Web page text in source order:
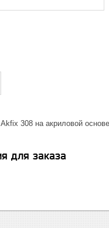
308 на акриловой
для заказа